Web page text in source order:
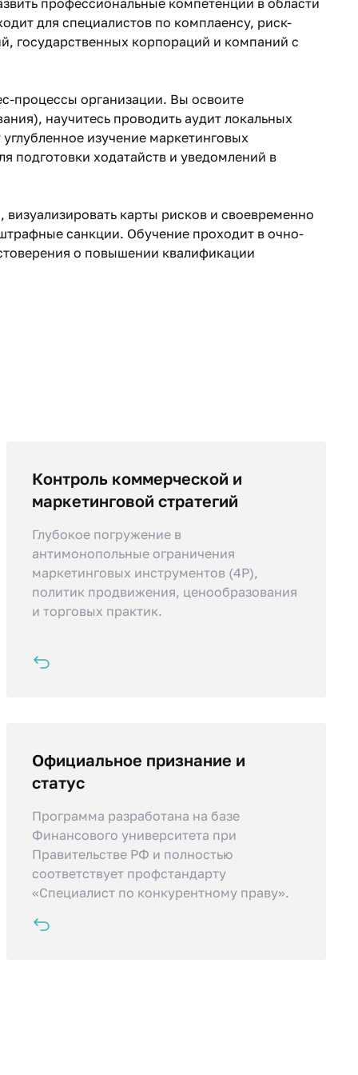
профессиональные компетенции в области
для специалистов по комплаенсу, риск-
государственных корпораций и компаний с
процессы организации. Вы освоите
научитесь проводить аудит локальных
изучение маркетинговых
подготовки ходатайств и уведомлений в
карты рисков и своевременно
санкции. Обучение проходит в очно-
о повышении квалификации
Контроль коммерческой и
маркетинговой стратегий
Глубокое погружение в
антимонопольные ограничения
маркетинговых инструментов (4P),
политик продвижения, ценообразования
и торговых практик.
Вы научитесь находить баланс между
маркетинговой стратегией и
требованиями закона,
объективизировать установку цен и
процедуру отбора контрагентов.
Официальное признание и
статус
Программа разработана на базе
Финансового университета при
Правительстве РФ и полностью
соответствует профстандарту
«Специалист по конкурентному праву».
По окончании обучения вы получите
повышении квалификации престижного
вуза, подтверждающее вашу
квалификацию для бизнеса и
госкорпораций.